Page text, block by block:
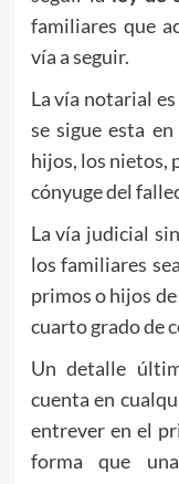
familiares que
vía a seguir.
La vía notarial
se sigue esta
hijos, los nietos,
cónyuge del
La vía judicial
los familiares
primos o hijos
cuarto grado de
Un detalle
cuenta en
entrever en el
forma que